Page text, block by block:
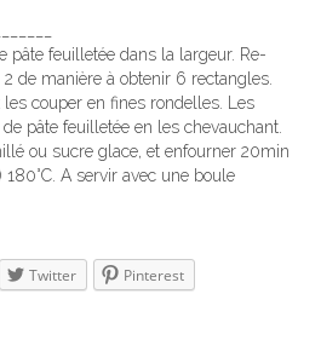
pâte feuilletée dans la largeur. Re-
de manière à obtenir 6 rectangles.
couper en fines rondelles. Les
pâte feuilletée en les chevauchant.
ou sucre glace, et enfourner 20min
A servir avec une boule
Twitter
Pinterest